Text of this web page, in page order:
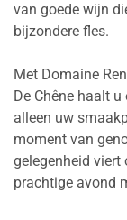
van goede wijn
bijzondere fles.
Met Domaine
De Chêne haalt
alleen uw
moment van
gelegenheid viert
prachtige avond